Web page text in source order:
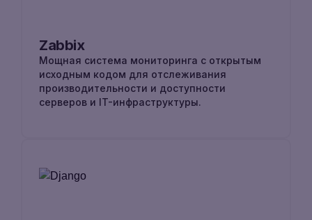
Zabbix
Мощная система мониторинга с открытым
исходным кодом для отслеживания
производительности и доступности
серверов и IT-инфраструктуры.